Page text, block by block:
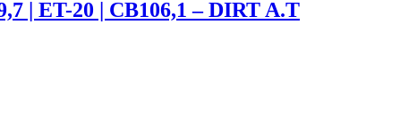
| ET-20 | CB106,1 – DIRT A.T